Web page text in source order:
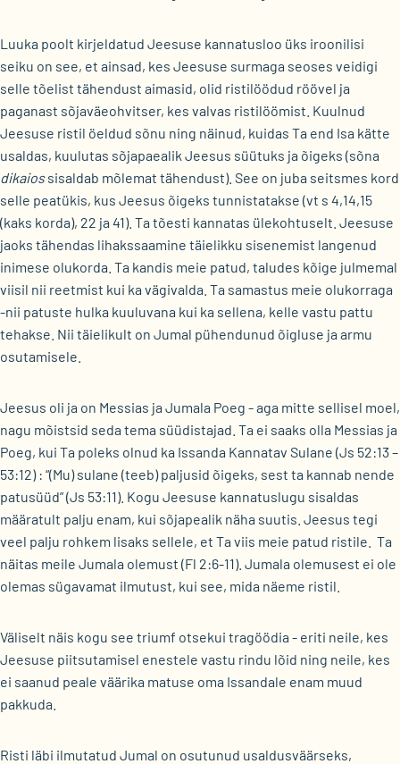
Luuka poolt kirjeldatud Jeesuse kannatusloo üks iroonilisi
seiku on see, et ainsad, kes Jeesuse surmaga seoses veidigi
selle tõelist tähendust aimasid, olid ristilöödud röövel ja
paganast sõjaväeohvitser, kes valvas ristilöömist. Kuulnud
Jeesuse ristil öeldud sõnu ning näinud, kuidas Ta end Isa kätte
usaldas, kuulutas sõjapaealik Jeesus süütuks ja õigeks (sõna
dikaiossisaldab mõlemat tähendust). See on juba seitsmes kord
selle peatükis, kus Jeesus õigeks tunnistatakse (vt s 4,14,15
(kaks korda), 22 ja 41). Ta tõesti kannatas ülekohtuselt. Jeesuse
jaoks tähendas lihakssaamine täielikku sisenemist langenud
inimese olukorda. Ta kandis meie patud, taludes kõige julmemal
viisil nii reetmist kui ka vägivalda. Ta samastus meie olukorraga
-nii patuste hulka kuuluvana kui ka sellena, kelle vastu pattu
tehakse. Nii täielikult on Jumal pühendunud õigluse ja armu
osutamisele.
Jeesus oli ja on Messias ja Jumala Poeg - aga mitte sellisel moel,
nagu mõistsid seda tema süüdistajad. Ta ei saaks olla Messias ja
Poeg, kui Ta poleks olnud ka Issanda Kannatav Sulane (Js 52:13 –
53:12) : “(Mu) sulane (teeb) paljusid õigeks, sest ta kannab nende
patusüüd” (Js 53:11). Kogu Jeesuse kannatuslugu sisaldas
määratult palju enam, kui sõjapealik näha suutis. Jeesus tegi
veel palju rohkem lisaks sellele, et Ta viis meie patud ristile. Ta
näitas meile Jumala olemust (Fl 2:6-11). Jumala olemusest ei ole
olemas sügavamat ilmutust, kui see, mida näeme ristil.
Väliselt näis kogu see triumf otsekui tragöödia - eriti neile, kes
Jeesuse piitsutamisel enestele vastu rindu lõid ning neile, kes
ei saanud peale väärika matuse oma Issandale enam muud
pakkuda.
Risti läbi ilmutatud Jumal on osutunud usaldusväärseks,